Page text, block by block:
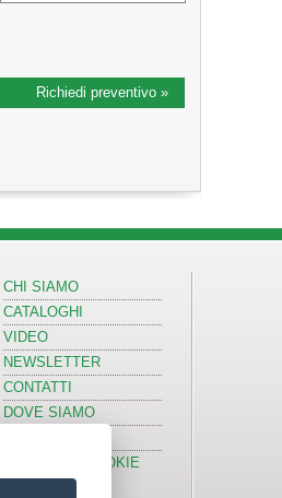
Richiedi preventivo »
CHI SIAMO
CATALOGHI
VIDEO
NEWSLETTER
CONTATTI
DOVE SIAMO
PRIVACY & COOKIE